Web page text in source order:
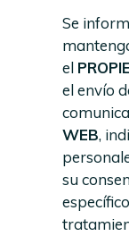
Se
el
el envío
WEB,
su